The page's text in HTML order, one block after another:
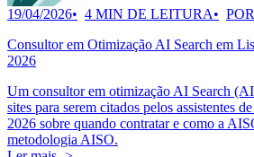
19/04/2026 4 MIN DE LEITURA
Consultor em Otimização AI Search em
2026
Um consultor em otimização AI Search
sites para serem citados pelos assistentes
2026 sobre quando contratar e como a
metodologia AISO.